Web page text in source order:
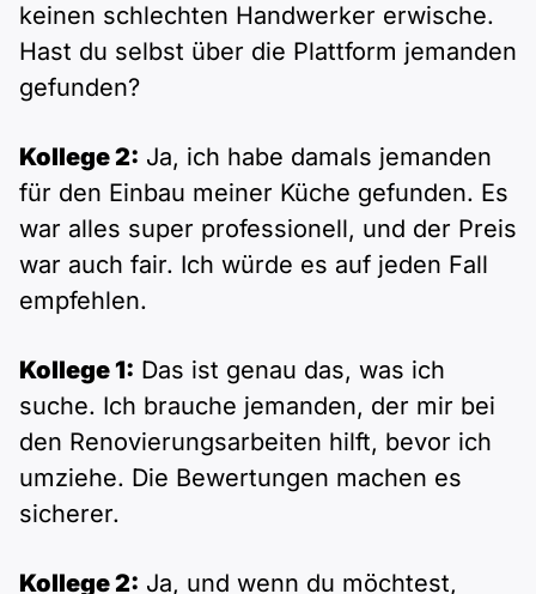
keinen schlechten Handwerker erwische.
Hast du selbst über die Plattform jemanden
gefunden?
Kollege 2: Ja, ich habe damals jemanden
für den Einbau meiner Küche gefunden. Es
war alles super professionell, und der Preis
war auch fair. Ich würde es auf jeden Fall
empfehlen.
Kollege 1: Das ist genau das, was ich
suche. Ich brauche jemanden, der mir bei
den Renovierungsarbeiten hilft, bevor ich
umziehe. Die Bewertungen machen es
sicherer.
Kollege 2: Ja, und wenn du möchtest,